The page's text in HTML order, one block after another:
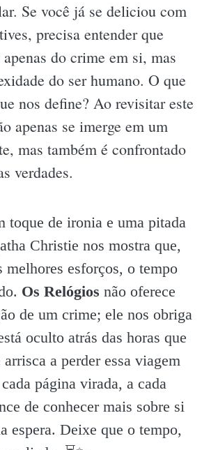
Se você já se deliciou com
precisa entender que
do crime em si, mas
do ser humano. O que
nos define? Ao revisitar este
apenas se imerge em um
mas também é confrontado
verdades.
toque de ironia e uma pitada
Christie nos mostra que,
melhores esforços, o tempo
Os Relógios não oferece
de um crime; ele nos obriga
oculto atrás das horas que
arrisca a perder essa viagem
página virada, a cada
de conhecer mais sobre si
espera. Deixe que o tempo,